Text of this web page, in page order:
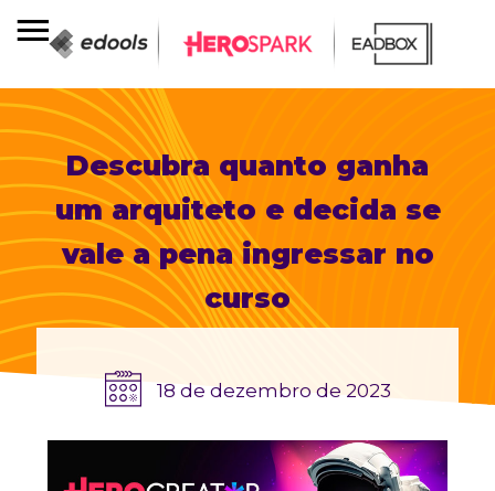
Descubra quanto ganha
um arquiteto e decida se
vale a pena ingressar no
curso
18 de dezembro de 2023